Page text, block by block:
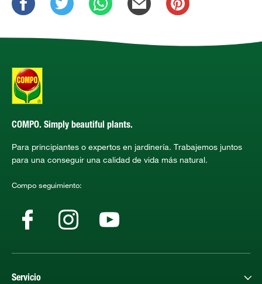
COMPO. Simply beautiful plants.
Para principiantes o expertos en jardinería. Trabajemos juntos
para una conseguir una calidad de vida más natural.
Compo seguimiento:
Servicio